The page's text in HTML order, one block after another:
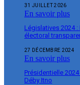
31 JUILLET 2026
En savoir plus
Législatives 2024
électoral
27 DÉCEMBRE 2024
En savoir plus
Présidentielle
Déby Itno